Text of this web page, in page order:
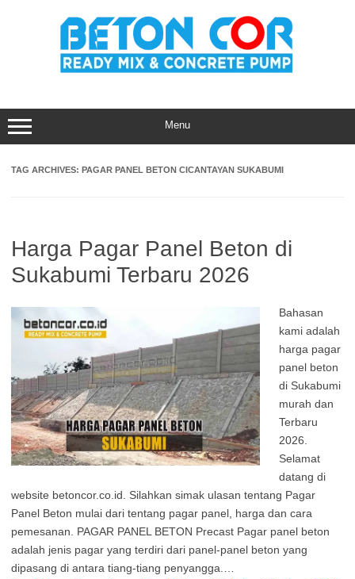
Menu
TAG ARCHIVES: PAGAR PANEL BETON CICANTAYAN SUKABUMI
Harga Pagar Panel Beton di
Sukabumi Terbaru 2026
Bahasan
kami adalah
harga pagar
panel beton
di Sukabumi
murah dan
Terbaru
2026.
Selamat
datang di
website betoncor.co.id. Silahkan simak ulasan tentang Pagar
Panel Beton mulai dari tentang pagar panel, harga dan cara
pemesanan. PAGAR PANEL BETON Precast Pagar panel beton
adalah jenis pagar yang terdiri dari panel-panel beton yang
dipasang di antara tiang-tiang penyangga.…